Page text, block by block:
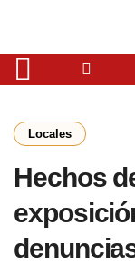
Locales
Hechos